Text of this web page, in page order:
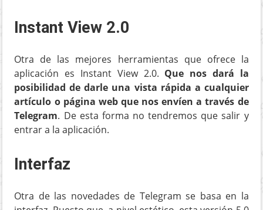
Instant View 2.0
Otra de las mejores herramientas que ofrece la
aplicación es Instant View 2.0. Que nos dará la
posibilidad de darle una vista rápida a cualquier
artículo o página web que nos envíen a través de
Telegram. De esta forma no tendremos que salir y
entrar a la aplicación.
Interfaz
Otra de las novedades de Telegram se basa en la